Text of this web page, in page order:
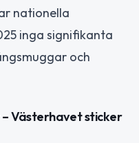
nationella
inga signifikanta
och
Västerhavet sticker